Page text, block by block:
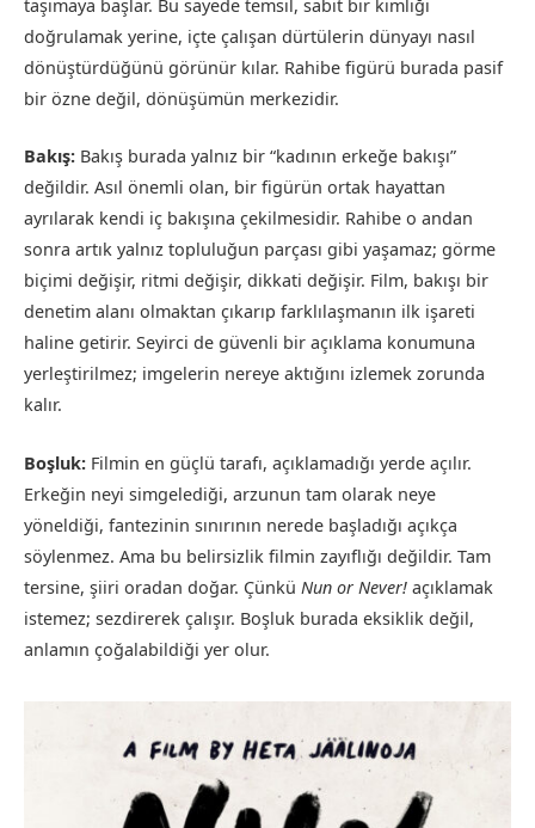
taşımaya başlar. Bu sayede temsil, sabit bir kimliği
doğrulamak yerine, içte çalışan dürtülerin dünyayı nasıl
dönüştürdüğünü görünür kılar. Rahibe figürü burada pasif
bir özne değil, dönüşümün merkezidir.
Bakış: Bakış burada yalnız bir “kadının erkeğe bakışı”
değildir. Asıl önemli olan, bir figürün ortak hayattan
ayrılarak kendi iç bakışına çekilmesidir. Rahibe o andan
sonra artık yalnız topluluğun parçası gibi yaşamaz; görme
biçimi değişir, ritmi değişir, dikkati değişir. Film, bakışı bir
denetim alanı olmaktan çıkarıp farklılaşmanın ilk işareti
haline getirir. Seyirci de güvenli bir açıklama konumuna
yerleştirilmez; imgelerin nereye aktığını izlemek zorunda
kalır.
Boşluk: Filmin en güçlü tarafı, açıklamadığı yerde açılır.
Erkeğin neyi simgelediği, arzunun tam olarak neye
yöneldiği, fantezinin sınırının nerede başladığı açıkça
söylenmez. Ama bu belirsizlik filmin zayıflığı değildir. Tam
tersine, şiiri oradan doğar. Çünkü Nun or Never! açıklamak
istemez; sezdirerek çalışır. Boşluk burada eksiklik değil,
anlamın çoğalabildiği yer olur.